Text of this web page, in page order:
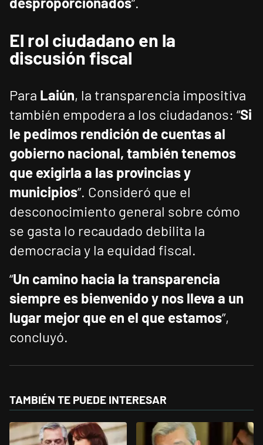
El rol ciudadano en la
discusión fiscal
Para Laiún, la transparencia impositiva
también empodera a los ciudadanos: “Si
le pedimos rendición de cuentas al
gobierno nacional, también tenemos
que exigirla a las provincias y
municipios”. Consideró que el
desconocimiento general sobre cómo
se gasta lo recaudado debilita la
democracia y la equidad fiscal.
“Un camino hacia la transparencia
siempre es bienvenido y nos lleva a un
lugar mejor que en el que estamos”,
concluyó.
TAMBIÉN TE PUEDE INTERESAR